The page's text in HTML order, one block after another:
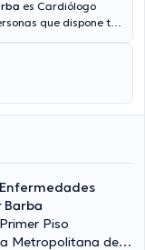
es Cardiólogo
que dispone te
reembolso con
con el doctor Juan
Barba
Piso
Metropolitana de